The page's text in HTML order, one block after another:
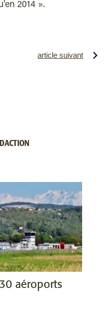
2014 ».
article suivant
aéroports